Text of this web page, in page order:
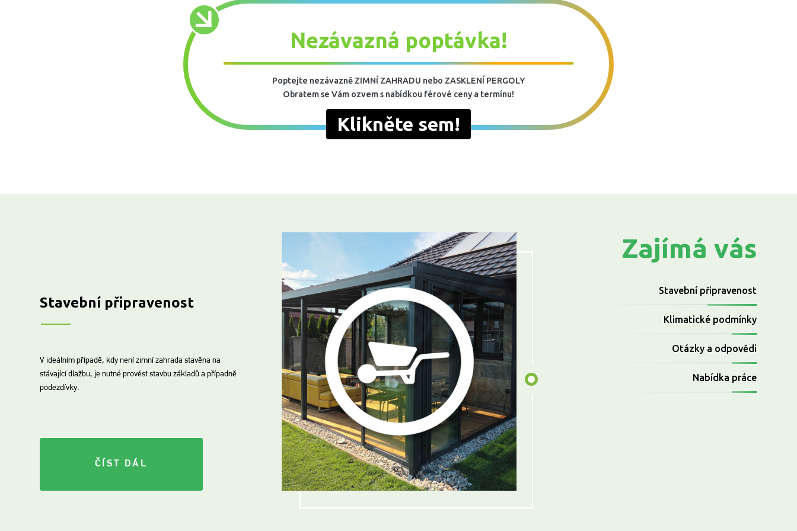
Nezávazná poptávka!
Poptejte nezávazně ZIMNÍ ZAHRADU nebo ZASKLENÍ PERGOLY
Obratem se Vám ozvem s nabídkou férové ceny a termínu!
Klikněte sem!
Zajímá vás
Stavební připravenost
Klimatické podmínky
Otázky a odpovědi
Nabídka práce
Stavební připravenost
V ideálním případě, kdy není zimní zahrada stavěna na
stávající dlažbu, je nutné provést stavbu základů a případně
podezdívky.
ČÍST DÁL